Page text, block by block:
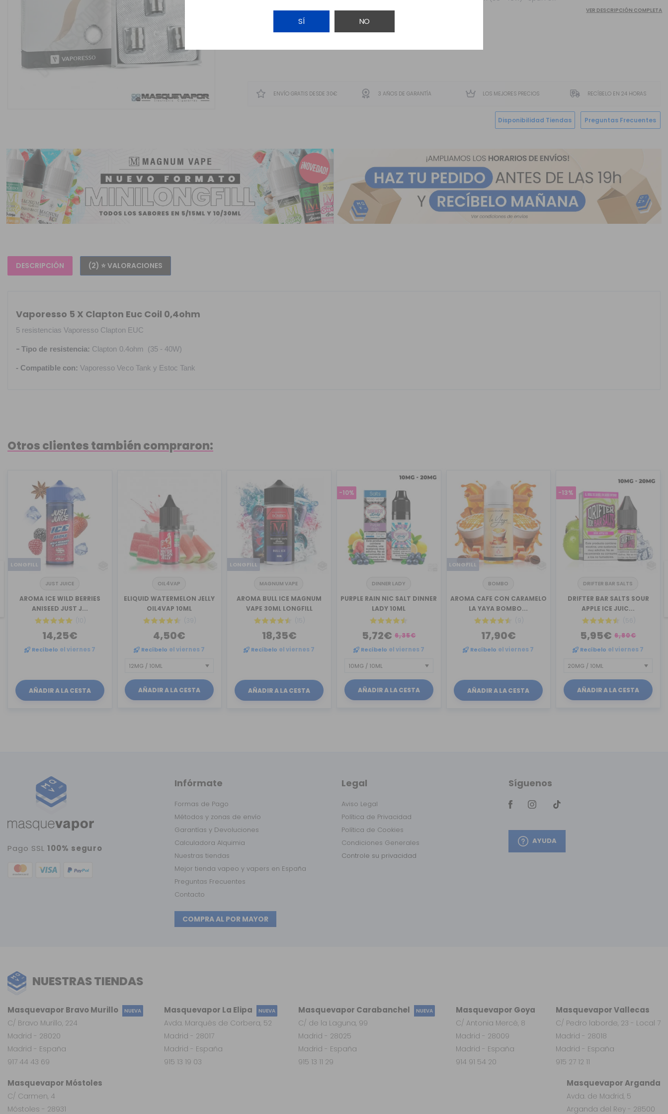
SÍ NO
VER DESCRIPCIÓN COMPLETA
ENVÍO GRATIS DESDE 30€ 3 AÑOS DE GARANTÍA LOS MEJORES PRECIOS RECÍBELO EN 24 HORAS
Disponibilidad Tiendas Preguntas Frecuentes
DESCRIPCIÓN (2) ⭐ VALORACIONES
Vaporesso 5 X Clapton Euc Coil 0,4ohm
5 resistencias Vaporesso Clapton EUC
-Tipo de resistencia: Clapton 0.4ohm (35 - 40W)
- Compatible con: Vaporesso Veco Tank y Estoc Tank
Otros clientes también compraron:
LONGFILL
JUST JUICE
AROMA ICE WILD BERRIES
ANISEED JUST J...
(10)
14,25€
Recíbelo el viernes 7
AÑADIR A LA CESTA
OIL4VAP
ELIQUID WATERMELON JELLY
OIL4VAP 10ML
(39)
4,50€
Recíbelo el viernes 7
AÑADIR A LA CESTA
LONGFILL
MAGNUM VAPE
AROMA BULL ICE MAGNUM
VAPE 30ML LONGFILL
(15)
18,35€
Recíbelo el viernes 7
AÑADIR A LA CESTA
-10%
DINNER LADY
PURPLE RAIN NIC SALT DINNER
LADY 10ML
5,72€ 6,35€
Recíbelo el viernes 7
AÑADIR A LA CESTA
LONGFILL
BOMBO
AROMA CAFE CON CARAMELO
LA YAYA BOMBO...
(9)
17,90€
Recíbelo el viernes 7
AÑADIR A LA CESTA
-13%
DRIFTER BAR SALTS
DRIFTER BAR SALTS SOUR
APPLE ICE JUIC...
(56)
5,95€ 6,80€
Recíbelo el viernes 7
AÑADIR A LA CESTA
Pago SSL 100% seguro
Infórmate
Formas de Pago
Métodos y zonas de envío
Garantías y Devoluciones
Calculadora Alquimia
Nuestras tiendas
Mejor tienda vapeo y vapers en España
Preguntas Frecuentes
Contacto
COMPRA AL POR MAYOR
Legal
Aviso Legal
Política de Privacidad
Política de Cookies
Condiciones Generales
Controle su privacidad
Síguenos
AYUDA
NUESTRAS TIENDAS
Masquevapor Arganda
Avda. de Madrid, 5
Arganda del Rey - 28500
Masquevapor Carabanchel NUEVA
C/ de la Laguna, 99
Madrid - 28025
Madrid - España
915 13 11 29
Masquevapor Vallecas
C/ Pedro laborde, 23 - Local 7
Madrid - 28018
Madrid - España
915 27 12 11
Masquevapor Móstoles
C/ Carmen, 4
Móstoles - 28931
Masquevapor Goya
C/ Antonia Mercé, 8
Madrid - 28009
Madrid - España
914 91 54 20
Masquevapor La Elipa NUEVA
Avda. Marqués de Corbera, 52
Madrid - 28017
Madrid - España
915 13 19 03
Masquevapor Bravo Murillo NUEVA
C/ Bravo Murillo, 224
Madrid - 28020
Madrid - España
917 44 43 69